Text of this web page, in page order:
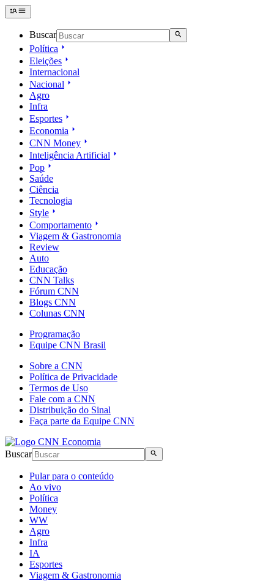
Buscar
Política
Eleições
Internacional
Nacional
Agro
Infra
Esportes
Economia
CNN Money
Inteligência Artificial
Pop
Saúde
Ciência
Tecnologia
Style
Comportamento
Viagem & Gastronomia
Review
Auto
Educação
CNN Talks
Fórum CNN
Blogs CNN
Colunas CNN
Programação
Equipe CNN Brasil
Sobre a CNN
Política de Privacidade
Termos de Uso
Fale com a CNN
Distribuição do Sinal
Faça parte da Equipe CNN
Buscar
Pular para o conteúdo
Ao vivo
Política
Money
WW
Agro
Infra
IA
Esportes
Viagem & Gastronomia